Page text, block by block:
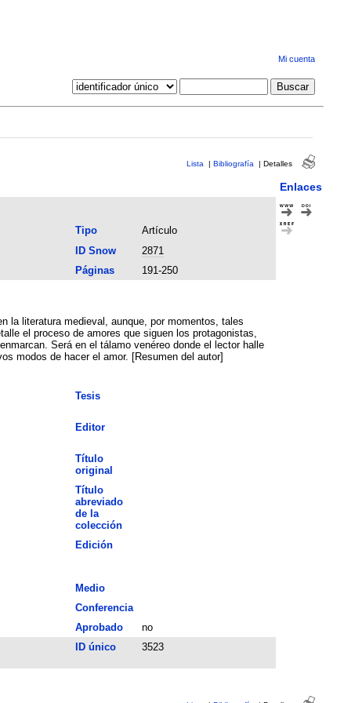
Mi cuenta
Lista | Bibliografía | Detalles
Enlaces
Tipo
Artículo
ID Snow
2871
Páginas
191-250
el proceso de amores que siguen los protagonistas,
Será en el tálamo venéreo donde el lector halle
modos de hacer el amor. [Resumen del autor]
Tesis
Editor
Título
original
Título
abreviado
de la
colección
Edición
Medio
Conferencia
Aprobado
no
ID único 3523